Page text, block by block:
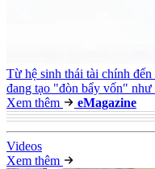
Từ hệ sinh thái tài chính
đang tạo "đòn bẩy vốn" như
Xem thêm
eMagazine
Videos
Xem thêm